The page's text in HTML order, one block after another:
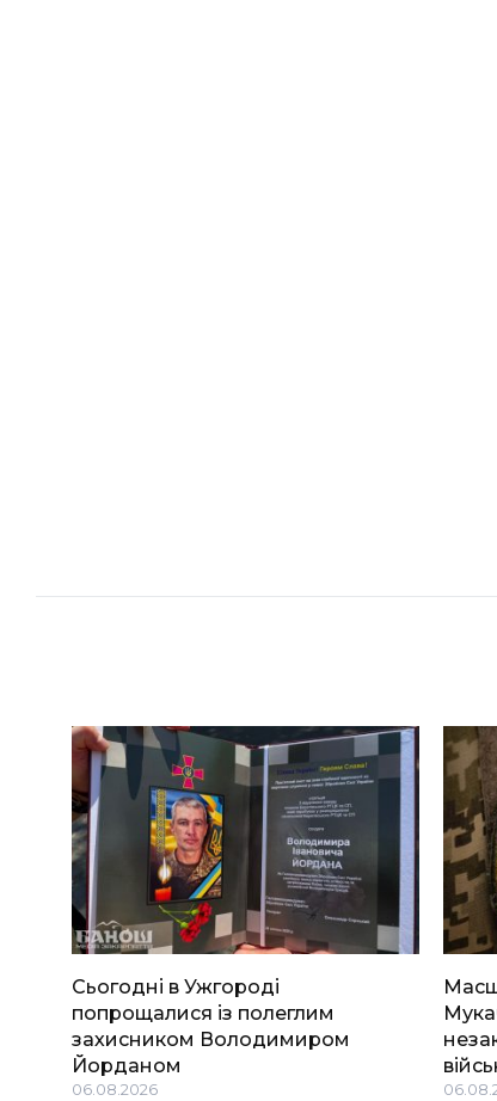
Сьогодні в Ужгороді
попрощалися із полеглим
захисником Володимиром
Йорданом
06.08.2026